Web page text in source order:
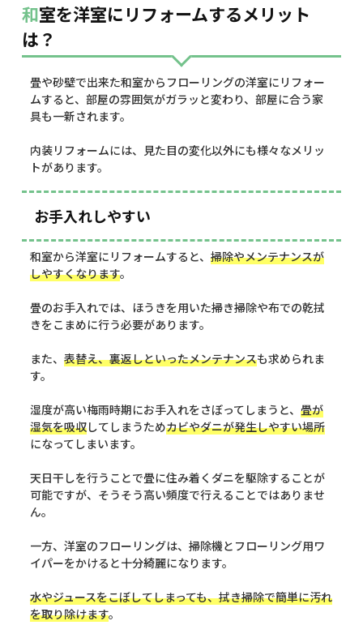
和室を洋室にリフォームするメリット
は？
畳や砂壁で出来た和室からフローリングの洋室にリフォー
ムすると、部屋の雰囲気がガラッと変わり、部屋に合う家
具も一新されます。
内装リフォームには、見た目の変化以外にも様々なメリッ
トがあります。
お手入れしやすい
和室から洋室にリフォームすると、 掃除やメンテナンスが
しやすくなります。
畳のお手入れでは、ほうきを用いた掃き掃除や布での乾拭
きをこまめに行う必要があります。
また、 表替え、裏返しといったメンテナンスも求められま
す。
湿度が高い梅雨時期にお手入れをさぼってしまうと、 畳が
湿気を吸収してしまうためカビやダニが発生しやすい場所
になってしまいます。
天日干しを行うことで畳に住み着くダニを駆除することが
可能ですが、そうそう高い頻度で行えることではありませ
ん。
一方、洋室のフローリングは、掃除機とフローリング用ワ
イパーをかけると十分綺麗になります。
水やジュースをこぼしてしまっても、拭き掃除で簡単に汚れ
を取り除けます。